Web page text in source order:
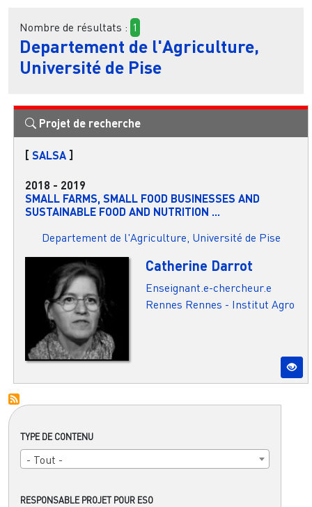
TYPE DE CONTENU
- Tout -
RESPONSABLE PROJET POUR ESO
Nombre de résultats : 1
Departement de l'Agriculture,
Université de Pise
Projet de recherche
[ SALSA ]
2018 - 2019
SMALL FARMS, SMALL FOOD BUSINESSES AND
SUSTAINABLE FOOD AND NUTRITION ...
Departement de l'Agriculture, Université de Pise
Catherine Darrot
Enseignant.e-chercheur.e
Rennes Rennes - Institut Agro